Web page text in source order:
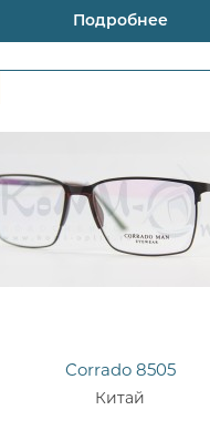
Подробнее
Corrado 8505
Китай